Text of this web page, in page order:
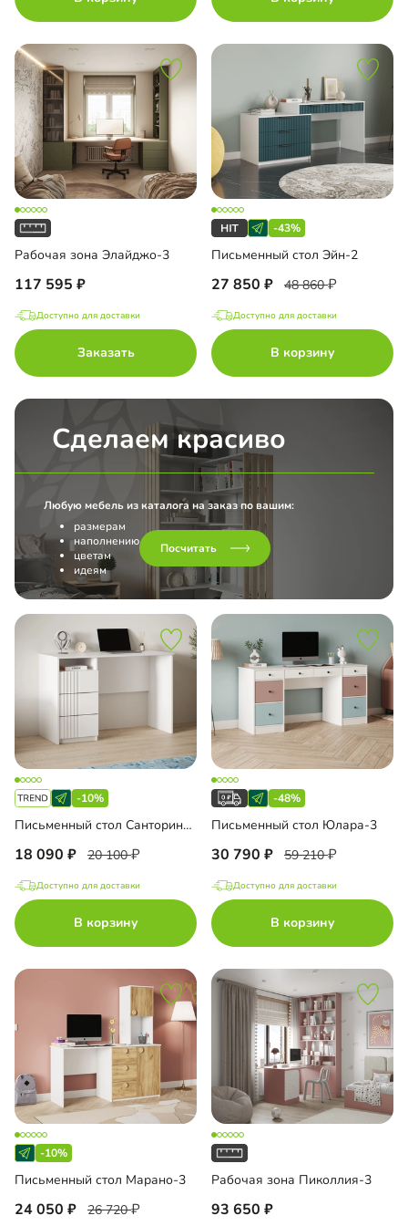
с пленкой Oracal
Рабочая зона Элайджо-3
117 595
Доступно для доставки
Заказать
-43%
Письменный стол Эйн-2
27 850 48 860
Доступно для доставки
В корзину
Сделаем красиво
Любую мебель из каталога на заказ по вашим:
размерам
наполнению
цветам
идеям
Посчитать
-10%
Письменный стол Санторини Лайф
18 090 20 100
Доступно для доставки
В корзину
-48%
Письменный стол Юлара-3
30 790 59 210
Доступно для доставки
В корзину
-10%
Письменный стол Марано-3
24 050 26 720
Рабочая зона Пиколлия-3
93 650